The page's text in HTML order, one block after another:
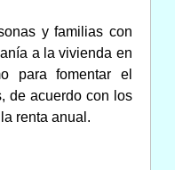
y familias con
a la vivienda en
para fomentar el
de acuerdo con los
renta anual.